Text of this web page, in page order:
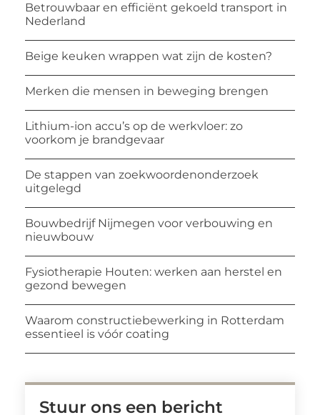
Betrouwbaar en efficiënt gekoeld transport in
Nederland
Beige keuken wrappen wat zijn de kosten?
Merken die mensen in beweging brengen
Lithium-ion accu’s op de werkvloer: zo
voorkom je brandgevaar
De stappen van zoekwoordenonderzoek
uitgelegd
Bouwbedrijf Nijmegen voor verbouwing en
nieuwbouw
Fysiotherapie Houten: werken aan herstel en
gezond bewegen
Waarom constructiebewerking in Rotterdam
essentieel is vóór coating
Stuur ons een bericht